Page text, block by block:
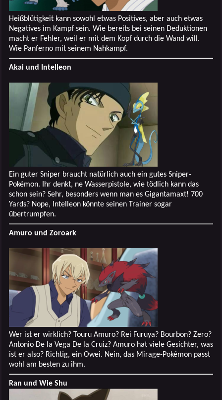
Heißblütigkeit kann sowohl etwas Positives, aber auch etwas
Negatives im Kampf sein. Wie bereits bei seinen Deduktionen
macht er Fehler, weil er mit dem Kopf durch die Wand will.
Wie Panferno mit seinem Nahkampf.
Akai und Intelleon
Ein guter Sniper braucht natürlich auch ein gutes Sniper-
Pokémon. Ihr denkt, ne Wasserpistole, wie tödlich kann das
schon sein? Sehr, besonders wenn man es Gigantamaxt! 700
Yards? Nope, Intelleon könnte seinen Trainer sogar
übertrumpfen.
Amuro und Zoroark
Wer ist er wirklich? Touru Amuro? Rei Furuya? Bourbon? Zero?
Antonio De la Vega De la Cruiz? Amuro hat viele Gesichter, was
ist er also? Richtig, ein Owei. Nein, das Mirage-Pokémon passt
wohl am besten zu ihm.
Ran und Wie Shu